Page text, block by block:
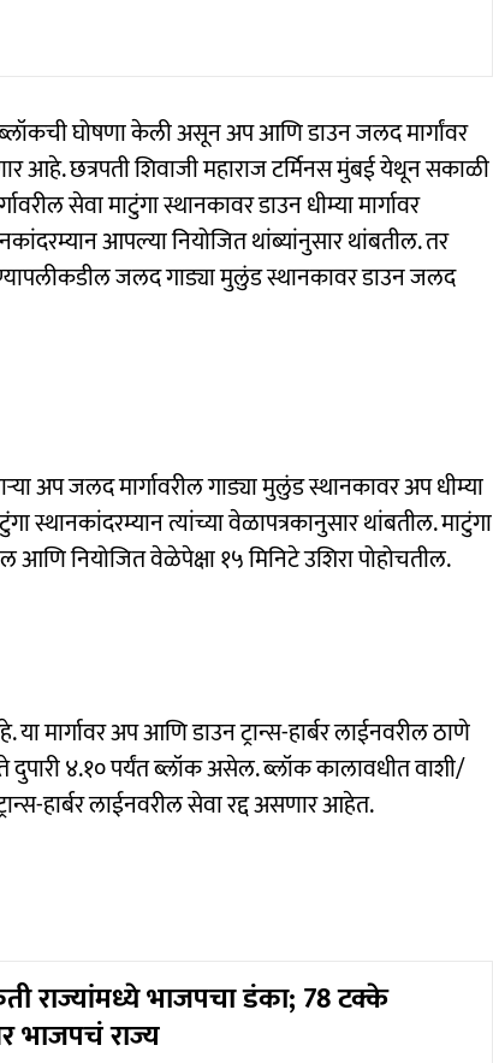
घोषणा केली असून अप आणि डाउन जलद मार्गांवर
आहे. छत्रपती शिवाजी महाराज टर्मिनस मुंबई येथून सकाळी
सेवा माटुंगा स्थानकावर डाउन धीम्या मार्गावर
आपल्या नियोजित थांब्यांनुसार थांबतील. तर
जलद गाड्या मुलुंड स्थानकावर डाउन जलद
अप जलद मार्गावरील गाड्या मुलुंड स्थानकावर अप धीम्या
स्थानकांदरम्यान त्यांच्या वेळापत्रकानुसार थांबतील. माटुंगा
नियोजित वेळेपेक्षा १५ मिनिटे उशिरा पोहोचतील.
या मार्गावर अप आणि डाउन ट्रान्स-हार्बर लाईनवरील ठाणे
४.१० पर्यंत ब्लॉक असेल. ब्लॉक कालावधीत वाशी/
हार्बर लाईनवरील सेवा रद्द असणार आहेत.
राज्यांमध्ये भाजपचा डंका; 78 टक्के
भाजपचं राज्य